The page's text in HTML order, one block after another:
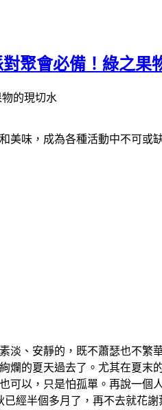
聚會必備！綠之果
美味，成為各種活動中不可或
淡、安靜的，既不蕭瑟也不
爛的夏天過去了。尤其在夏
可以，只是怕孤單。再說一
經半個多月了，再不去就花